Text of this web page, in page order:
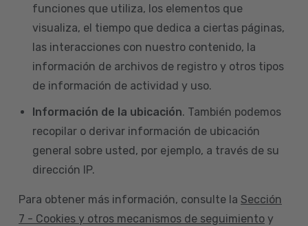
funciones que utiliza, los elementos que
visualiza, el tiempo que dedica a ciertas páginas,
las interacciones con nuestro contenido, la
información de archivos de registro y otros tipos
de información de actividad y uso.
Información de la ubicación. También podemos
recopilar o derivar información de ubicación
general sobre usted, por ejemplo, a través de su
dirección IP.
Para obtener más información, consulte la Sección
7 - Cookies y otros mecanismos de seguimiento y